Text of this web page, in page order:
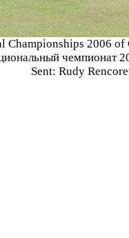
Championships 2006 of
чемпионат
Sent: Rudy